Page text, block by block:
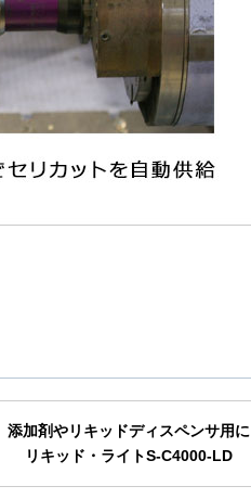
添加剤やリキッドディスペンサ用に
リキッド・ライトS-C4000-LD